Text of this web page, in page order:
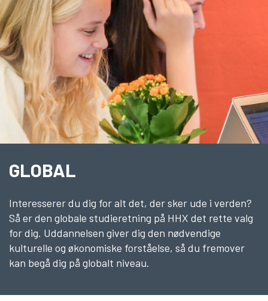
Brobygning/introforløb
VID ERHVERVSUDDANNELSER
Direkte fra 9/10. klasse
Erhvervsuddannelser (EUD, EUX)
Brobygning/introforløb
10. KLASSE
10KCD og EUD10
COLLEGE TILBUD
Game College
Brazil Football College
VID DETAIL
Elevonline
GLOBAL
Interesserer du dig for alt det, der sker ude i verden?
Så er den globale studieretning på HHX det rette valg
for dig. Uddannelsen giver dig den nødvendige
kulturelle og økonomiske forståelse, så du fremover
kan begå dig på globalt niveau.